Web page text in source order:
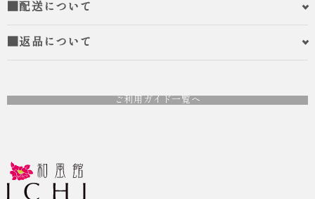
■配送について
■返品について
ご利用ガイド一覧へ